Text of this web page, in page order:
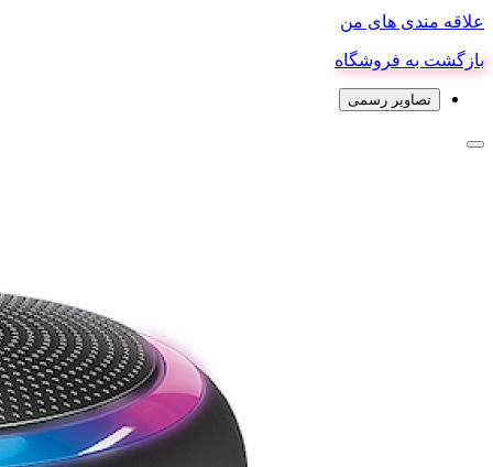
علاقه مندی های من
بازگشت به فروشگاه
تصاویر رسمی